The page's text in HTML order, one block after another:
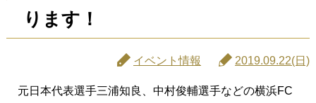
ります！
イベント情報 2019.09.22(日)
元日本代表選手三浦知良、中村俊輔選手などの横浜FC